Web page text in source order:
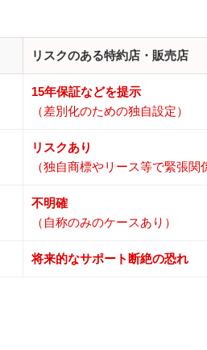
リスクのある特約店・販売店
15年保証などを提示
（差別化のための独自設定）
リスクあり
（独自商標やリース等で緊張関
不明確
（自称のみのケースあり）
将来的なサポート断絶の恐れ